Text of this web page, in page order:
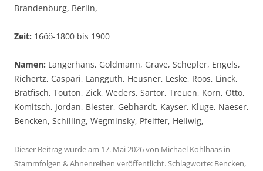
Brandenburg, Berlin,
Zeit: 16öö-1800 bis 1900
Namen: Langerhans, Goldmann, Grave, Schepler, Engels,
Richertz, Caspari, Langguth, Heusner, Leske, Roos, Linck,
Bratfisch, Touton, Zick, Weders, Sartor, Treuen, Korn, Otto,
Komitsch, Jordan, Biester, Gebhardt, Kayser, Kluge, Naeser,
Bencken, Schilling, Wegminsky, Pfeiffer, Hellwig,
Dieser Beitrag wurde am 17. Mai 2026von Michael Kohlhaas in
Stammfolgen & Ahnenreihen veröffentlicht. Schlagworte: Bencken,